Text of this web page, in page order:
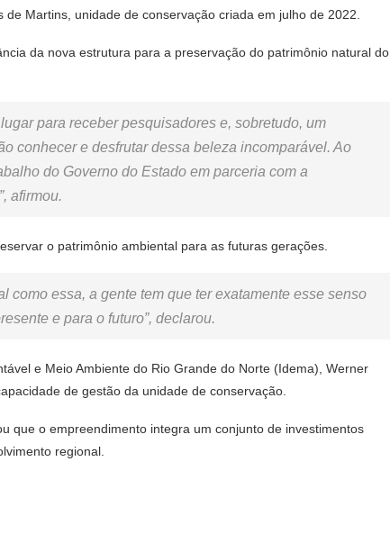
Martins, unidade de conservação criada em julho de 2022.
da nova estrutura para a preservação do patrimônio natural do
para receber pesquisadores e, sobretudo, um
conhecer e desfrutar dessa beleza incomparável. Ao
do Governo do Estado em parceria com a
afirmou.
o patrimônio ambiental para as futuras gerações.
como essa, a gente tem que ter exatamente esse senso
e para o futuro”, declarou.
e Meio Ambiente do Rio Grande do Norte (Idema), Werner
de gestão da unidade de conservação.
que o empreendimento integra um conjunto de investimentos
regional.